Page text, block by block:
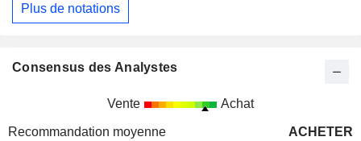
Plus de notations
Consensus des Analystes
Vente Achat
Recommandation moyenne
ACHETER